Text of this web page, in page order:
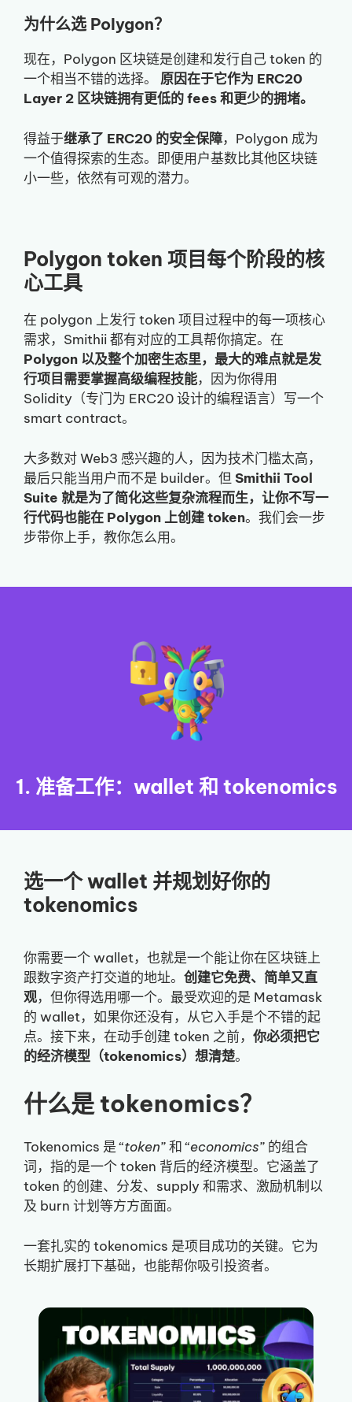
为什么选 Polygon？
现在，Polygon 区块链是创建和发行自己 token 的
一个相当不错的选择。 原因在于它作为 ERC20
Layer 2 区块链拥有更低的 fees 和更少的拥堵。
得益于继承了 ERC20 的安全保障，Polygon 成为
一个值得探索的生态。即便用户基数比其他区块链
小一些，依然有可观的潜力。
Polygon token 项目每个阶段的核
心工具
在 polygon 上发行 token 项目过程中的每一项核心
需求，Smithii 都有对应的工具帮你搞定。在
Polygon 以及整个加密生态里，最大的难点就是发
行项目需要掌握高级编程技能，因为你得用
Solidity（专门为 ERC20 设计的编程语言）写一个
smart contract。
大多数对 Web3 感兴趣的人，因为技术门槛太高，
最后只能当用户而不是 builder。但 Smithii Tool
Suite 就是为了简化这些复杂流程而生，让你不写一
行代码也能在 Polygon 上创建 token。我们会一步
步带你上手，教你怎么用。
1. 准备工作：wallet 和 tokenomics
选一个 wallet 并规划好你的
tokenomics
你需要一个 wallet，也就是一个能让你在区块链上
跟数字资产打交道的地址。 创建它免费、简单又直
观，但你得选用哪一个。最受欢迎的是 Metamask
的 wallet，如果你还没有，从它入手是个不错的起
点。接下来，在动手创建 token 之前， 你必须把它
的经济模型（tokenomics）想清楚。
什么是 tokenomics？
Tokenomics 是 “token” 和 “economics” 的组合
词，指的是一个 token 背后的经济模型。它涵盖了
token 的创建、分发、supply 和需求、激励机制以
及 burn 计划等方方面面。
一套扎实的 tokenomics 是项目成功的关键。它为
长期扩展打下基础，也能帮你吸引投资者。